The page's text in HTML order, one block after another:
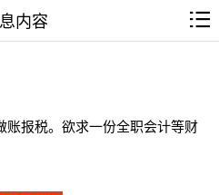
内容
账报税。欲求一份全职会计等财